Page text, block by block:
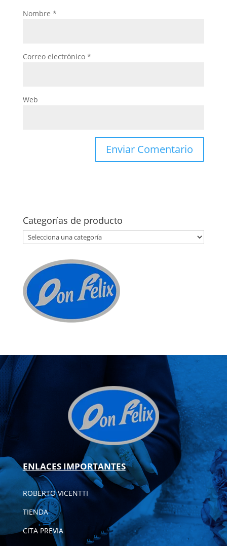
Nombre *
Correo electrónico *
Web
Categorías de producto
ENLACES IMPORTANTES
ROBERTO VICENTTI
TIENDA
CITA PREVIA